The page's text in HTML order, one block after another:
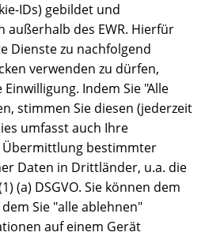
IDs) gebildet und
außerhalb des EWR. Hierfür
Dienste zu nachfolgend
verwenden zu dürfen,
Indem Sie "Alle
stimmen Sie diesen (jederzeit
umfasst auch Ihre
Übermittlung bestimmter
Daten in Drittländer, u.a. die
(a) DSGVO. Sie können dem
Sie "alle ablehnen"
auf einem Gerät